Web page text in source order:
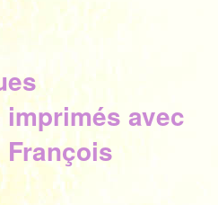
imprimés avec